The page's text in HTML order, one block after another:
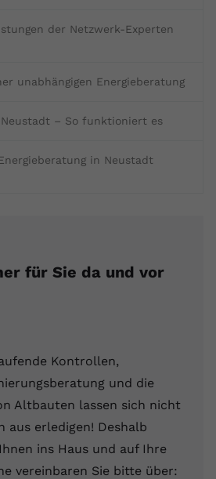
der Netzwerk-Experten
unabhängigen Energieberatung
– So funktioniert es
in Neustadt
für Sie da und vor
Kontrollen,
und die
Altbauten lassen sich nicht
aus erledigen! Deshalb
ins Haus und auf Ihre
vereinbaren Sie bitte über: